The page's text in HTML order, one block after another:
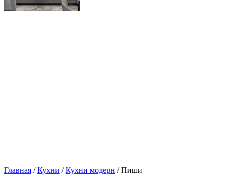
Главная /Кухни /Кухни модерн / Пиши